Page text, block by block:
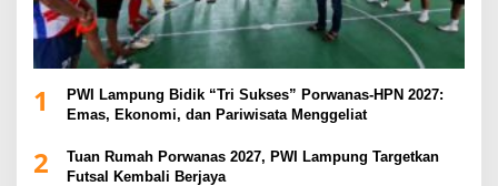
1
PWI Lampung Bidik “Tri Sukses” Porwanas-HPN 2027:
Emas, Ekonomi, dan Pariwisata Menggeliat
2
Tuan Rumah Porwanas 2027, PWI Lampung Targetkan
Futsal Kembali Berjaya